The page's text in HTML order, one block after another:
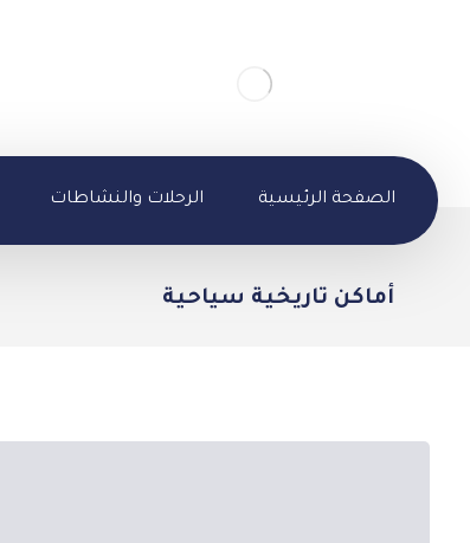
الصفحة الرئيسية الرحلات والنشاطات
أماكن تاريخية سياحية